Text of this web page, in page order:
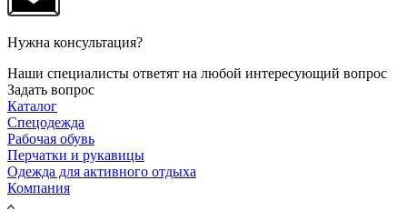
Нужна консультация?
Наши специалисты ответят на любой интересующий вопрос
Задать вопрос
Каталог
Спецодежда
Рабочая обувь
Перчатки и рукавицы
Одежда для активного отдыха
Компания